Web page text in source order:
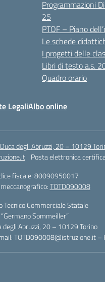
Programmazioni
25
PTOF – Piano
Le schede
I progetti delle
Libri di testo a.s.
Quadro orario
LegaliAlbo online
degli Abruzzi, 20 – 10129
Posta elettronica
fiscale: 80090950017
TOTD090008
Tecnico Commerciale Statale
“Germano Sommeiller”
degli Abruzzi, 20 – 10129 Torino
TOTD090008@istruzione.it –